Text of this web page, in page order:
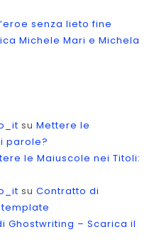
senza lieto fine
Michele Mari e Michela
suMettere le
parole?
le Maiuscole nei Titoli:
suContratto di
Ghostwriting – Scarica il